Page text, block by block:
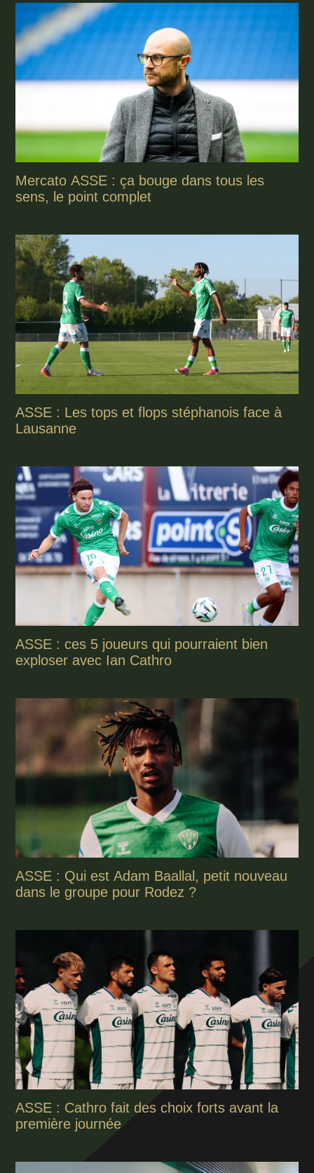
Mercato ASSE : ça bouge dans tous les
sens, le point complet
ASSE : Les tops et flops stéphanois face à
Lausanne
ASSE : ces 5 joueurs qui pourraient bien
exploser avec Ian Cathro
ASSE : Qui est Adam Baallal, petit nouveau
dans le groupe pour Rodez ?
ASSE : Cathro fait des choix forts avant la
première journée